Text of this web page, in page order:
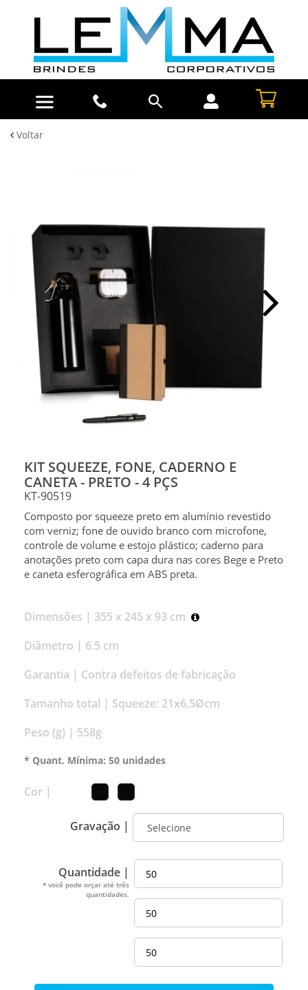
Voltar
KIT SQUEEZE, FONE, CADERNO E
CANETA - PRETO - 4 PÇS
KT-90519
Composto por squeeze preto em alumínio revestido
com verniz; fone de ouvido branco com microfone,
controle de volume e estojo plástico; caderno para
anotações preto com capa dura nas cores Bege e Preto
e caneta esferográfica em ABS preta.
Dimensões | 355 x 245 x 93 cm
Diâmetro | 6.5 cm
Garantia | Contra defeitos de fabricação
Tamanho total | Squeeze: 21x6,5Øcm
Peso (g) | 558g
* Quant. Mínima: 50 unidades
Cor |
Gravação |
Quantidade |
* você pode orçar até três
quantidades.